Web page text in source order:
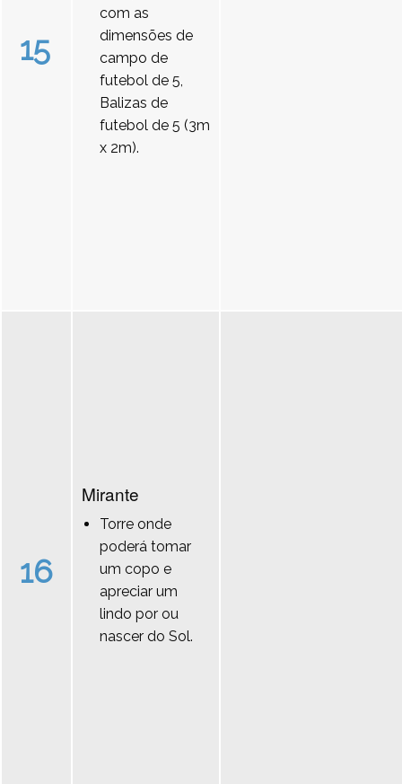
15
com as
dimensões de
campo de
futebol de 5,
Balizas de
futebol de 5 (3m
x 2m).
16
Mirante
Torre onde
poderá tomar
um copo e
apreciar um
lindo por ou
nascer do Sol.